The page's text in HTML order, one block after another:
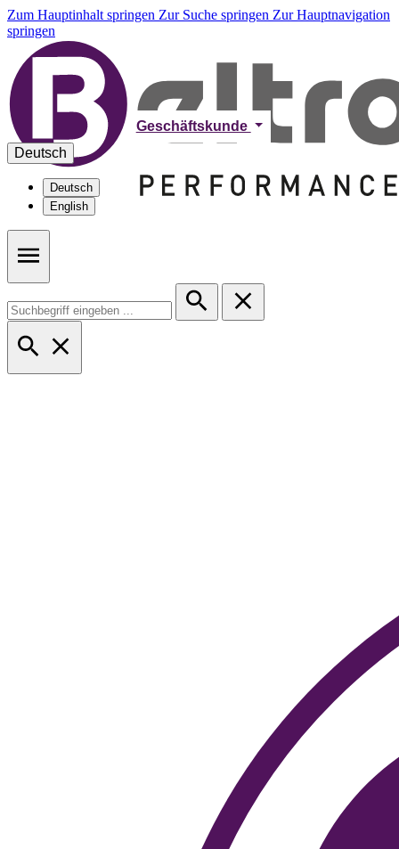
Zum Hauptinhalt springen Zur Suche springen Zur Hauptnavigation
springen
Geschäftskunde
Deutsch
Deutsch
English